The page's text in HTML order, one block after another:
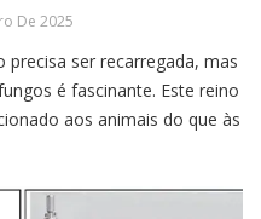
De 2025
ser recarregada, mas
é fascinante. Este reino
aos animais do que às
de […]